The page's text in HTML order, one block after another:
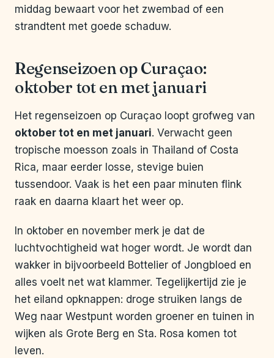
middag bewaart voor het zwembad of een
strandtent met goede schaduw.
Regenseizoen op Curaçao:
oktober tot en met januari
Het regenseizoen op Curaçao loopt grofweg van
oktober tot en met januari. Verwacht geen
tropische moesson zoals in Thailand of Costa
Rica, maar eerder losse, stevige buien
tussendoor. Vaak is het een paar minuten flink
raak en daarna klaart het weer op.
In oktober en november merk je dat de
luchtvochtigheid wat hoger wordt. Je wordt dan
wakker in bijvoorbeeld Bottelier of Jongbloed en
alles voelt net wat klammer. Tegelijkertijd zie je
het eiland opknappen: droge struiken langs de
Weg naar Westpunt worden groener en tuinen in
wijken als Grote Berg en Sta. Rosa komen tot
leven.